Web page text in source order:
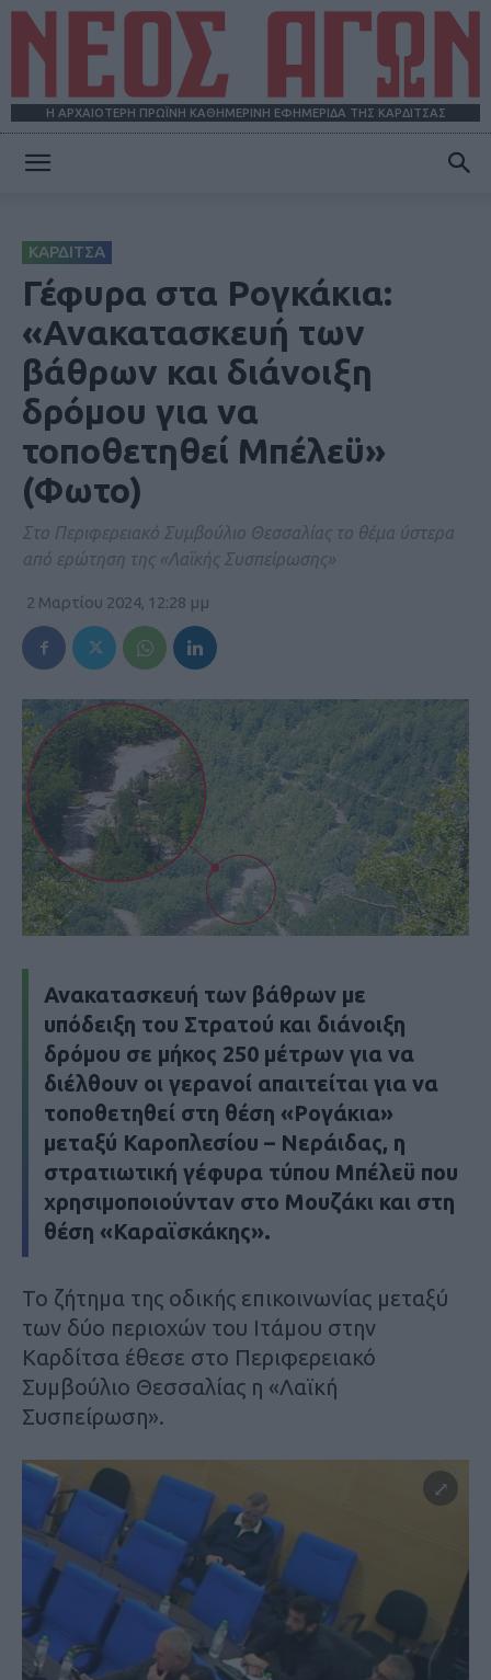
Η ΑΡΧΑΙΟΤΕΡΗ ΠΡΩΪΝΗ ΚΑΘΗΜΕΡΙΝΗ ΕΦΗΜΕΡΙΔΑ ΤΗΣ ΚΑΡΔΙΤΣΑΣ
ΚΑΡΔΙΤΣΑ
Γέφυρα στα Ρογκάκια:
«Ανακατασκευή των
βάθρων και διάνοιξη
δρόμου για να
τοποθετηθεί Μπέλεϋ»
(Φωτο)
Στο Περιφερειακό Συμβούλιο Θεσσαλίας το θέμα ύστερα
από ερώτηση της «Λαϊκής Συσπείρωσης»
2 Μαρτίου 2024, 12:28 μμ
Ανακατασκευή των βάθρων με
υπόδειξη του Στρατού και διάνοιξη
δρόμου σε μήκος 250 μέτρων για να
διέλθουν οι γερανοί απαιτείται για να
τοποθετηθεί στη θέση «Ρογάκια»
μεταξύ Καροπλεσίου – Νεράιδας, η
στρατιωτική γέφυρα τύπου Μπέλεϋ που
χρησιμοποιούνταν στο Μουζάκι και στη
θέση «Καραϊσκάκης».
Το ζήτημα της οδικής επικοινωνίας μεταξύ
των δύο περιοχών του Ιτάμου στην
Καρδίτσα έθεσε στο Περιφερειακό
Συμβούλιο Θεσσαλίας η «Λαϊκή
Συσπείρωση».